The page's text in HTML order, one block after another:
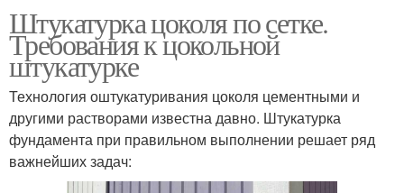
Штукатурка цоколя по сетке.
Требования к цокольной
штукатурке
Технология оштукатуривания цоколя цементными и
другими растворами известна давно. Штукатурка
фундамента при правильном выполнении решает ряд
важнейших задач: